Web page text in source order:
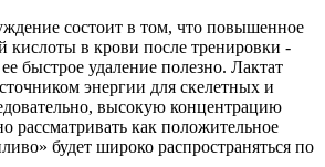
состоит в том, что повышенное
кислоты в крови после тренировки -
быстрое удаление полезно. Лактат
энергии для скелетных и
высокую концентрацию
рассматривать как положительное
будет широко распространяться по